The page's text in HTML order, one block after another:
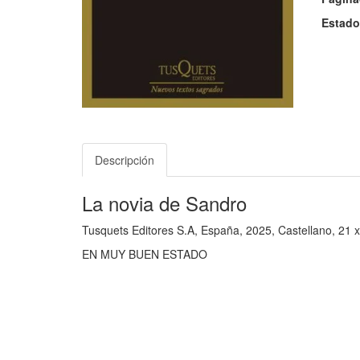
Descripción
La novia de Sandro
Tusquets Editores S.A, España, 2025, Castellano, 21
EN MUY BUEN ESTADO